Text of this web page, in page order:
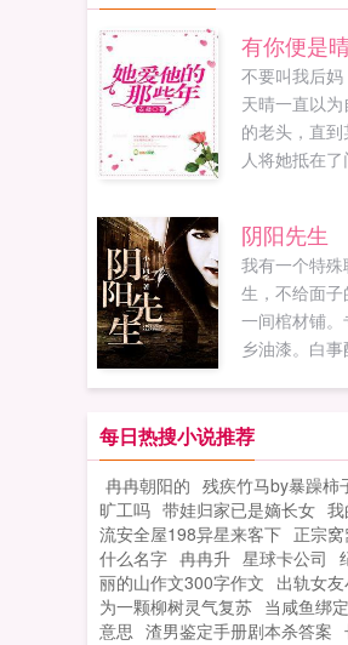
有你便是
不要叫我后
天晴一直以
的老头，直
人将她抵在
阴阳先生
我有一个特
生，不给面
一间棺材铺
乡油漆。白
每日热搜小说推荐
冉冉朝阳的 残疾竹马by暴躁柿
旷工吗 带娃归家已是嫡长女
流安全屋198异星来客下 正宗
什么名字 冉冉升 星球卡公司
丽的山作文300字作文 出轨女
为一颗柳树灵气复苏 当咸鱼绑
意思 渣男鉴定手册剧本杀答案